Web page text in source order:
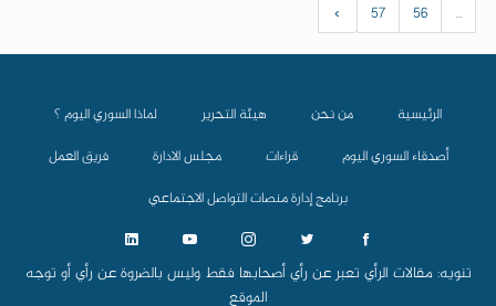
...
56
57
›
الرئيسية من نحن هيئة التحرير
لماذا السوري اليوم ؟
أصدقاء السوري اليوم
قراءات مجلس الادارة
فريق العمل
برنامج إدارة منصات التواصل الاجتماعي
تنويه: مقالات الرأي تعبر عن رأي أصحابها فقط وليس بالضروة عن رأي أو توجه
الموقع